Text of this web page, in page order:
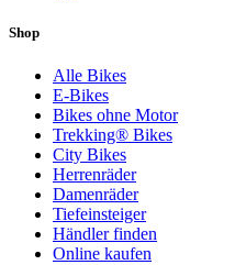
Shop
Alle Bikes
E-Bikes
Bikes ohne Motor
Trekking® Bikes
City Bikes
Herrenräder
Damenräder
Tiefeinsteiger
Händler finden
Online kaufen